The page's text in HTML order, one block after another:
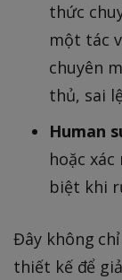
thức
một tác
chuyên
thủ, sai
Human
hoặc
biệt khi
Đây không
thiết kế để